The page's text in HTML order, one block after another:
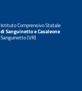
Istituto Comprensivo Statale
di Sanguinetto e Casaleone
Sanguinetto (VR)